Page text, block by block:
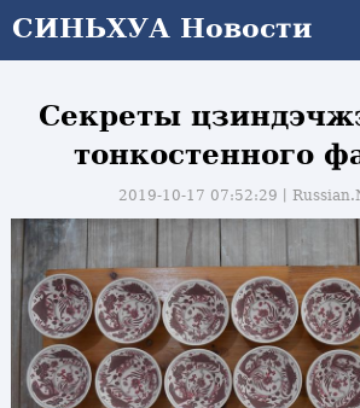
СИНЬХУА Новости
Секреты
тонкостенного
2019-10-17 07:52:29丨